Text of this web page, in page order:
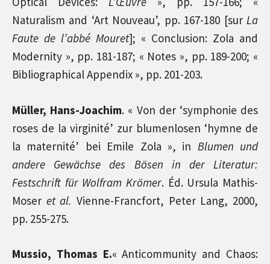
Naturalism and ‘Art Nouveau’, pp. 167-180 [sur La
Faute de l’abbé Mouret]; « Conclusion: Zola and
Modernity », pp. 181-187; « Notes », pp. 189-200; «
Bibliographical Appendix », pp. 201-203.
Müller, Hans-Joachim. « Von der ‘symphonie des
roses de la virginité’ zur blumenlosen ‘hymne de
la maternité’ bei Emile Zola », in Blumen und
andere Gewächse des Bösen in der Literatur:
Festschrift für Wolfram Krömer. Éd. Ursula Mathis-
Moser et al. Vienne-Francfort, Peter Lang, 2000,
pp. 255-275.
Mussio, Thomas E.« Anticommunity and Chaos: